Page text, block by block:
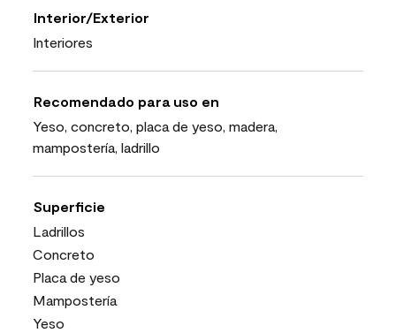
Interior/Exterior
Interiores
Recomendado para uso en
Yeso, concreto, placa de yeso, madera,
mampostería, ladrillo
Superficie
Ladrillos
Concreto
Placa de yeso
Mampostería
Yeso